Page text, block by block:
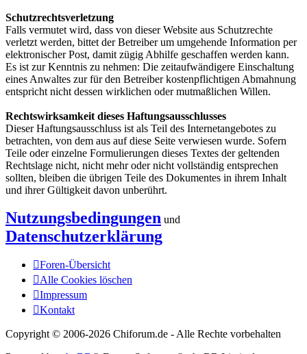
Schutzrechtsverletzung
Falls vermutet wird, dass von dieser Website aus Schutzrechte
verletzt werden, bittet der Betreiber um umgehende Information per
elektronischer Post, damit zügig Abhilfe geschaffen werden kann.
Es ist zur Kenntnis zu nehmen: Die zeitaufwändigere Einschaltung
eines Anwaltes zur für den Betreiber kostenpflichtigen Abmahnung
entspricht nicht dessen wirklichen oder mutmaßlichen Willen.
Rechtswirksamkeit dieses Haftungsausschlusses
Dieser Haftungsausschluss ist als Teil des Internetangebotes zu
betrachten, von dem aus auf diese Seite verwiesen wurde. Sofern
Teile oder einzelne Formulierungen dieses Textes der geltenden
Rechtslage nicht, nicht mehr oder nicht vollständig entsprechen
sollten, bleiben die übrigen Teile des Dokumentes in ihrem Inhalt
und ihrer Gültigkeit davon unberührt.
Nutzungsbedingungen und
Datenschutzerklärung
Foren-Übersicht
Alle Cookies löschen
Impressum
Kontakt
Copyright © 2006-2026 Chiforum.de - Alle Rechte vorbehalten